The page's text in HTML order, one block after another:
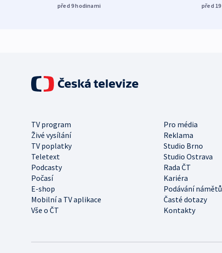
před 9hodinami před 19
TV program
Pro média
Živé vysílání
Reklama
TV poplatky
Studio Brno
Teletext
Studio Ostrava
Podcasty
Rada ČT
Počasí
Kariéra
E-shop
Podávání námětů
Mobilní a TV aplikace
Časté dotazy
Vše o ČT
Kontakty